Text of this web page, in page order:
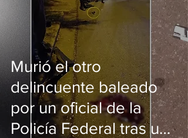
Murió el otro
delincuente baleado
por un oficial de la
Policía Federal tras un